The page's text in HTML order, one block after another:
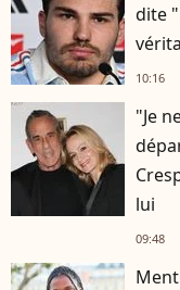
dite
10:16
"Je
lui
09:48